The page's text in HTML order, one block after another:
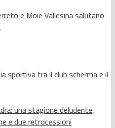
e Moie Vallesina salutano
sportiva tra il club scherma e il
una stagione deludente,
e due retrocessioni